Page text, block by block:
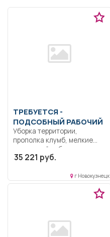
ТРЕБУЕТСЯ -
ПОДСОБНЫЙ РАБОЧИЙ
Уборка территории,
прополка клумб, мелкие
ремонтный работы..
Неполный рабочий...
35 221 руб.
г Новокузнецк